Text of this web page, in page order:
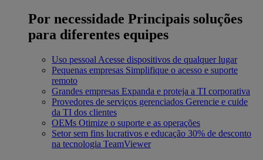
Por necessidade Principais soluções
para diferentes equipes
Uso pessoal Acesse dispositivos de qualquer lugar
Pequenas empresas Simplifique o acesso e suporte
remoto
Grandes empresas Expanda e proteja a TI corporativa
Provedores de serviços gerenciados Gerencie e cuide
da TI dos clientes
OEMs Otimize o suporte e as operações
Setor sem fins lucrativos e educação 30% de desconto
na tecnologia TeamViewer